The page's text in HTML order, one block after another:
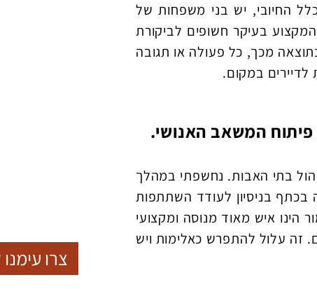
החיובי, יש בני משפחות של
בעיקר חשופים לביקורת
מכך, כל פעולה או תגובה
לדיירים במקום.
המשאב האנושי.
בתי האבות. נחשפתי במהלך
בכתף בניסיון לעודד השתתפות
איש מאוד מנוסה ומקצועי
זה עלול להתפרש כאלימות ויש
צרו